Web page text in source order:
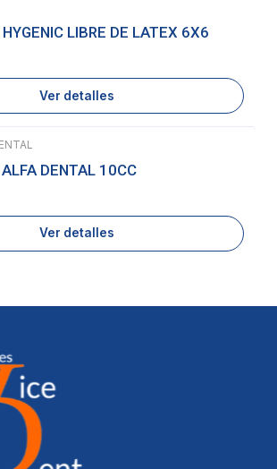
LIBRE DE LATEX 6X6
Ver detalles
DENTAL 10CC
Ver detalles